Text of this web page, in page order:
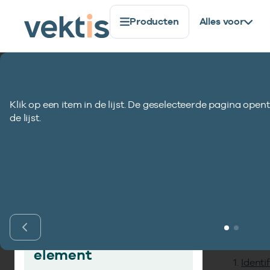
Producten Alles voor
Doorsturen
Vind gegevens­
element
Klik op een item in de lijst. De geselecteerde pagina
de lijst.